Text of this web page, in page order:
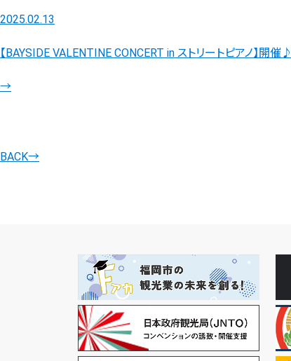
2025.02.13
【BAYSIDE VALENTINE CONCERT in ストリートピアノ】開催♪
→
BACK→